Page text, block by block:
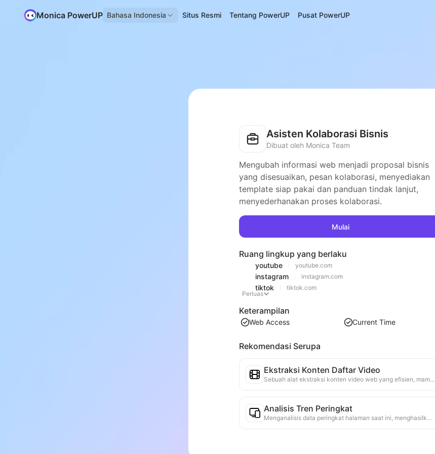
Monica PowerUP Bahasa Indonesia Situs Resmi Tentang PowerUP Pusat PowerUP
Asisten Kolaborasi Bisnis
Dibuat oleh Monica Team
Mengubah informasi web menjadi proposal bisnis
yang disesuaikan, pesan kolaborasi, menyediakan
template siap pakai dan panduan tindak lanjut,
menyederhanakan proses kolaborasi.
Mulai
Ruang lingkup yang berlaku
youtube youtube.com
instagram instagram.com
tiktok
tiktok.com
Perluas
Keterampilan
Web Access Current Time
Rekomendasi Serupa
Ekstraksi Konten Daftar Video
Sebuah alat ekstraksi konten video web yang efisien, mampu dengan cepat memindai halaman web dan mengatur informasi video ke dalam tabel Markdown yang terstruktur.
Analisis Tren Peringkat
Menganalisis data peringkat halaman saat ini, menghasilkan laporan tren. Mengidentifikasi kategori populer, jenis produk yang cepat naik, dan teknologi yang muncul. Menyediakan wawasan pasar instan untuk membantu Anda memahami tren produk terbaru dan arah pasar.